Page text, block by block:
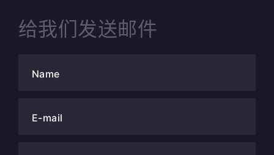
给我们发送邮件
Name
E-mail